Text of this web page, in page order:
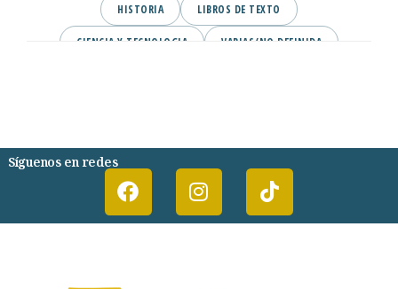
HISTORIA LIBROS DE TEXTO
CIENCIA Y TECNOLOGIA VARIAS/NO DEFINIDA
Síguenos en redes